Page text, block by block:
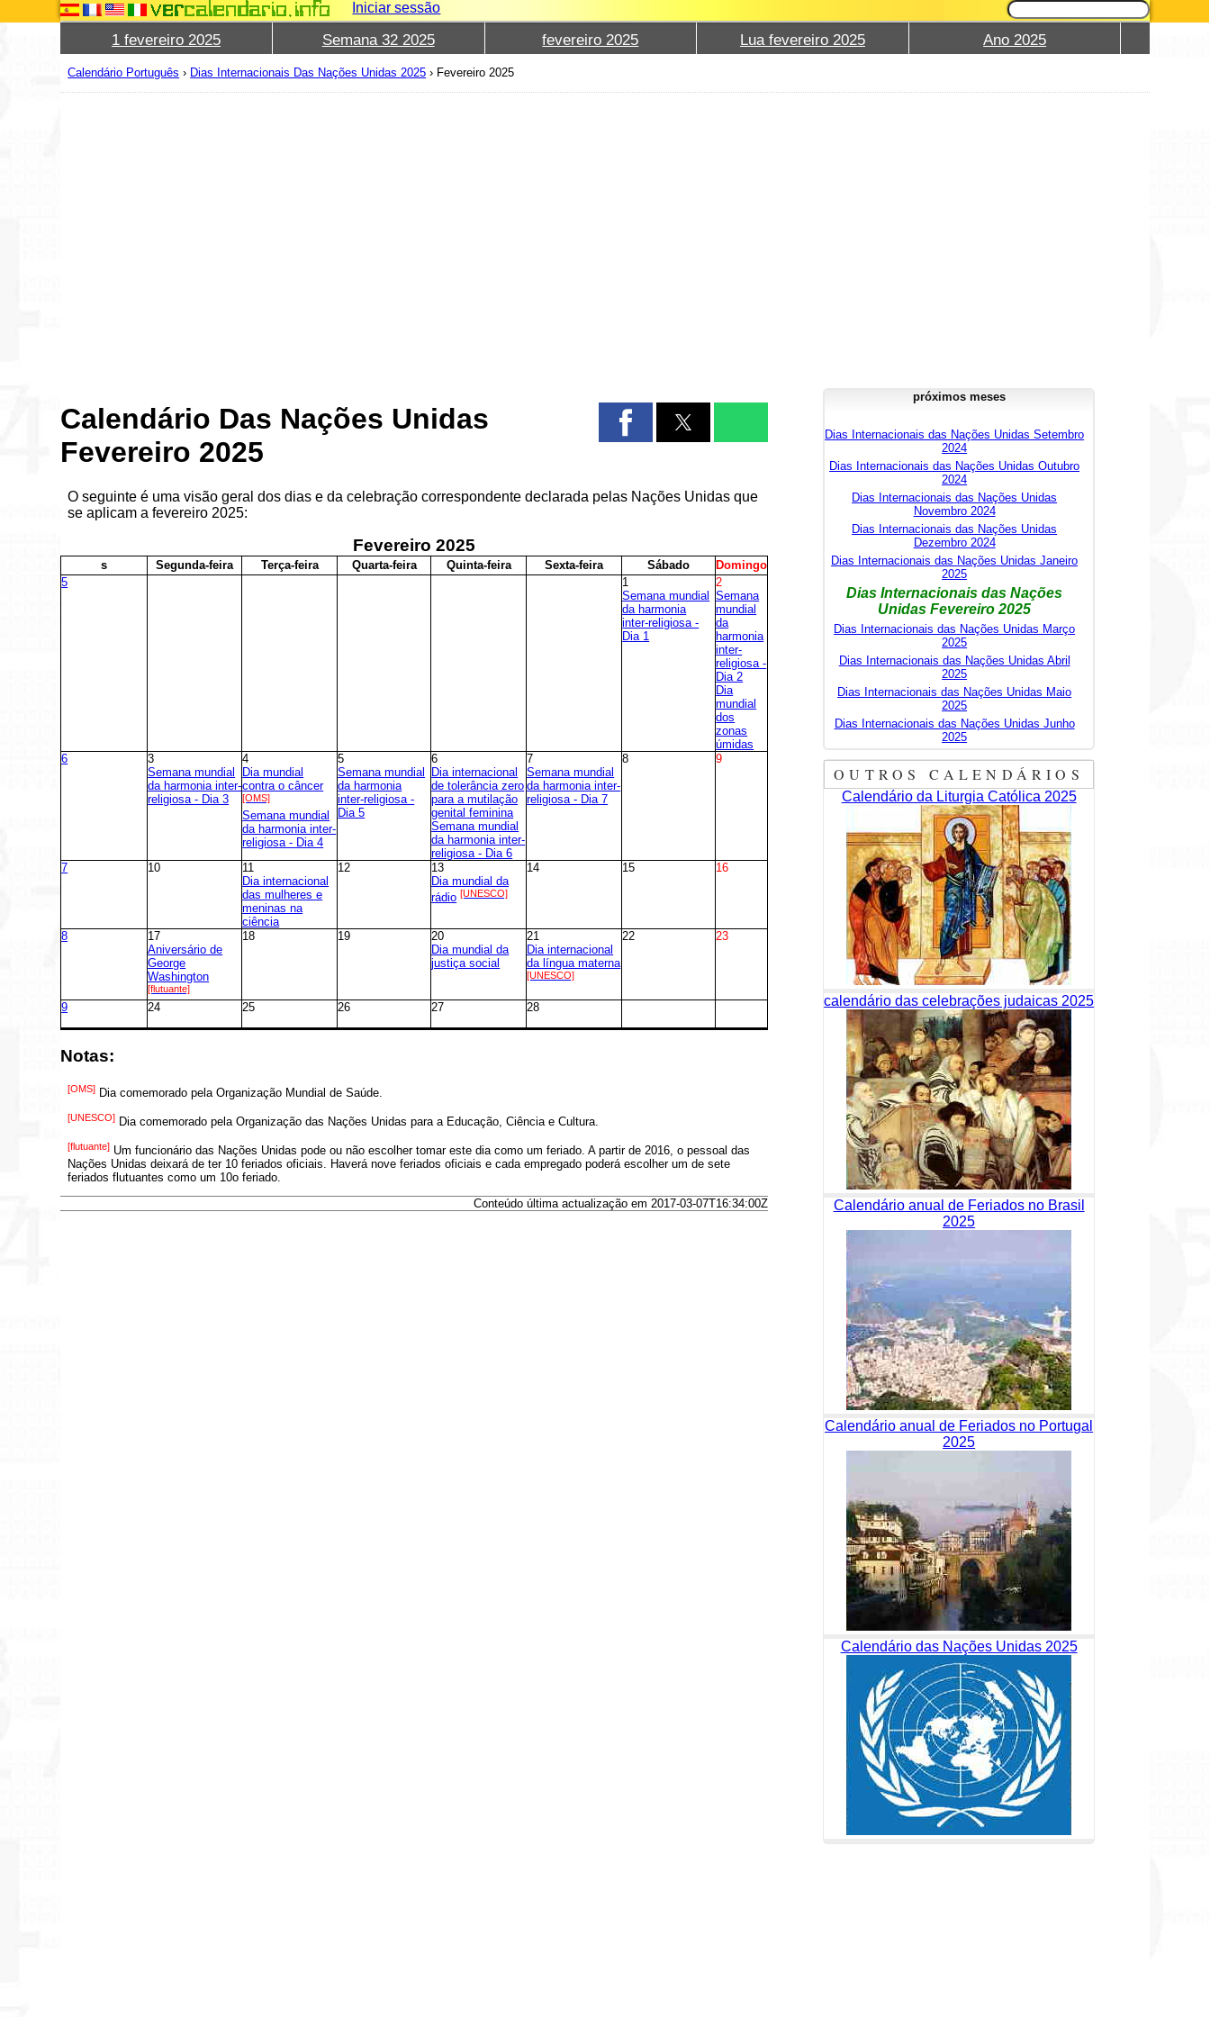
Iniciar sessão
1 fevereiro 2025 Semana 32 2025 fevereiro 2025 Lua fevereiro 2025 Ano 2025
Calendário Português › Dias Internacionais Das Nações Unidas 2025 › Fevereiro 2025
Calendário Das Nações Unidas
Fevereiro 2025
O seguinte é uma visão geral dos dias e da celebração correspondente declarada pelas Nações Unidas que
se aplicam a fevereiro 2025:
Fevereiro2025
s Segunda-feira Terça-feira Quarta-feira Quinta-feira Sexta-feira Sábado Domingo
5
1
Semana mundial
da harmonia
inter-religiosa -
Dia 1
2
Semana
mundial
da
harmonia
inter-
religiosa -
Dia 2
Dia
mundial
dos
zonas
úmidas
6
3
Semana mundial
da harmonia inter-
religiosa - Dia 3
4
Dia mundial
contra o câncer
[OMS]
Semana mundial
da harmonia inter-
religiosa - Dia 4
5
Semana mundial
da harmonia
inter-religiosa -
Dia 5
6
Dia internacional
de tolerância zero
para a mutilação
genital feminina
Semana mundial
da harmonia inter-
religiosa - Dia 6
7
Semana mundial
da harmonia inter-
religiosa - Dia 7
8 9
7 10
11
Dia internacional
das mulheres e
meninas na
ciência
12
13
Dia mundial da
rádio [UNESCO]
14 15 16
8
17
Aniversário de
George
Washington
[flutuante]
18 19
20
Dia mundial da
justiça social
21
Dia internacional
da língua materna
[UNESCO]
22 23
9 24 25 26 27 28
Notas:
[OMS] Dia comemorado pela Organização Mundial de Saúde.
[UNESCO] Dia comemorado pela Organização das Nações Unidas para a Educação, Ciência e Cultura.
[flutuante] Um funcionário das Nações Unidas pode ou não escolher tomar este dia como um feriado. A partir de 2016, o pessoal das
Nações Unidas deixará de ter 10 feriados oficiais. Haverá nove feriados oficiais e cada empregado poderá escolher um de sete
feriados flutuantes como um 10o feriado.
Conteúdo última actualização em 2017-03-07T16:34:00Z
próximos meses
Dias Internacionais das Nações Unidas Setembro
2024
Dias Internacionais das Nações Unidas Outubro
2024
Dias Internacionais das Nações Unidas
Novembro 2024
Dias Internacionais das Nações Unidas
Dezembro 2024
Dias Internacionais das Nações Unidas Janeiro
2025
Dias Internacionais das Nações
Unidas Fevereiro 2025
Dias Internacionais das Nações Unidas Março
2025
Dias Internacionais das Nações Unidas Abril
2025
Dias Internacionais das Nações Unidas Maio
2025
Dias Internacionais das Nações Unidas Junho
2025
OUTROS CALENDÁRIOS
Calendário da Liturgia Católica 2025
calendário das celebrações judaicas 2025
Calendário anual de Feriados no Brasil
2025
Calendário anual de Feriados no Portugal
2025
Calendário das Nações Unidas 2025